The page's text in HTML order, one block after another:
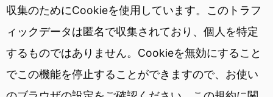
収集のためにCookieを使用しています。このトラフ
ィックデータは匿名で収集されており、個人を特定
するものではありません。Cookieを無効にすること
でこの機能を停止することができますので、お使い